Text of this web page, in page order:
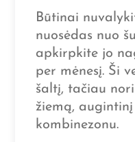
Būtinai
nuosėdas nuo
apkirpkite jo
per mėnesį. Ši
šaltį, tačiau
žiemą,
kombinezonu.